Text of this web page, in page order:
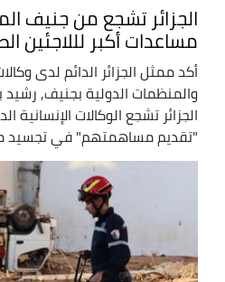
الجزائر تشجع من جنيف
مساعدات أكبر لللاجئين
أكد ممثل الجزائر الدائم لدى
والمنظمات الدولية بجنيف, رشيد
الجزائر تشجع الوكالات الإنسانية
"تقديم مساهمتهم" في تجسيد مخطط